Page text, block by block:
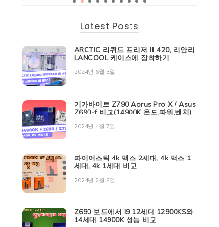
Latest Posts
ARCTIC 리퀴드 프리저 III 420, 리안리
LANCOOL 케이스에 장착하기
2024년 6월 3일
기가바이트 Z790 Aorus Pro X / Asus
Z690-f 비교(14900K 온도,파워,벤치)
2024년 4월 7일
파이어스틱 4k 맥스 2세대, 4k 맥스 1
세대, 4k 1세대 비교
2024년 2월 9일
Z690 보드에서 I9 12세대 12900KS와
14세대 14900K 성능 비교